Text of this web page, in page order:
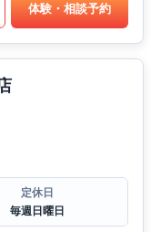
体験・相談予約
定休日
毎週日曜日